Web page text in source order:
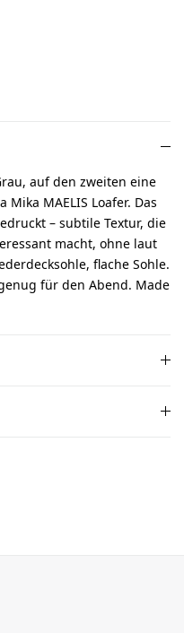
auf den zweiten eine
MAELIS Loafer. Das
– subtile Textur, die
macht, ohne laut
flache Sohle.
für den Abend. Made